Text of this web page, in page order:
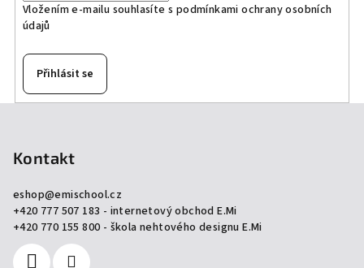
Vložením e-mailu souhlasíte s podmínkami ochrany osobních
údajů
Přihlásit se
Kontakt
eshop@emischool.cz
+420 777 507 183 - internetový obchod E.Mi
+420 770 155 800 - škola nehtového designu E.Mi